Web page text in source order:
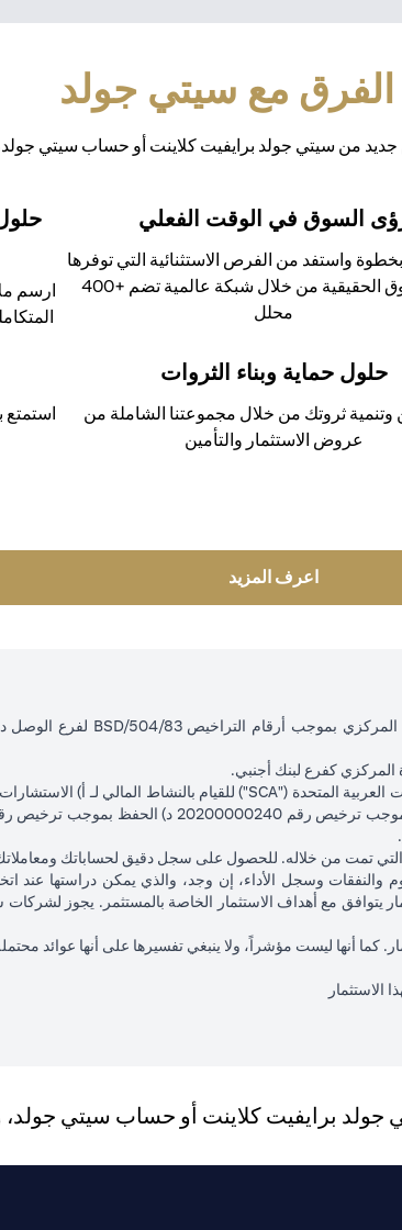
مع سيتي جولد
من سيتي جولد برايفيت كلاينت أو حساب سيتي جولد،
السوق في الوقت الفعلي
واستفد من الفرص الاستثنائية التي توفرها
رؤى السوق الحقيقية من خلال شبكة عالمية تضم +400
محلل
ارسم
حلول حماية وبناء الثروات
وتنمية ثروتك من خلال مجموعتنا الشاملة من
عروض الاستثمار والتأمين
استمتع
اعرف المزيد
المركزي كفرع لبنك أجنبي.
.
تمت من خلاله. للحصول على سجل دقيق لحساباتك
وسجل الأداء، إن وجد، والذي يمكن دراستها عند
يتوافق مع أهداف الاستثمار الخاصة بالمستثمر. يجوز
كما أنها ليست مؤشراً، ولا ينبغي تفسيرها على أنها عوائد
الاستثمار
برايفيت كلاينت أو حساب سيتي جولد،